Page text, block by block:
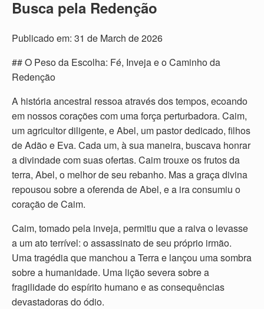
Busca pela Redenção
Publicado em: 31 de March de 2026
## O Peso da Escolha: Fé, Inveja e o Caminho da
Redenção
A história ancestral ressoa através dos tempos, ecoando
em nossos corações com uma força perturbadora. Caim,
um agricultor diligente, e Abel, um pastor dedicado, filhos
de Adão e Eva. Cada um, à sua maneira, buscava honrar
a divindade com suas ofertas. Caim trouxe os frutos da
terra, Abel, o melhor de seu rebanho. Mas a graça divina
repousou sobre a oferenda de Abel, e a ira consumiu o
coração de Caim.
Caim, tomado pela inveja, permitiu que a raiva o levasse
a um ato terrível: o assassinato de seu próprio irmão.
Uma tragédia que manchou a Terra e lançou uma sombra
sobre a humanidade. Uma lição severa sobre a
fragilidade do espírito humano e as consequências
devastadoras do ódio.